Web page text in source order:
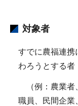
対象者
すでに農福連携
わろうとする者
（例：農業者
職員、民間企業